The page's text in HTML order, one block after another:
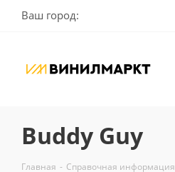
Ваш город:
Buddy Guy
Главная - Справочная информация